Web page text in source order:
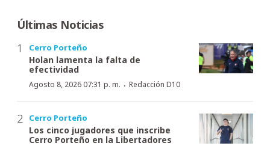
Últimas Noticias
Cerro Porteño
Holan lamenta la falta de
efectividad
Agosto 8, 2026 07:31 p. m. · Redacción D10
Cerro Porteño
Los cinco jugadores que inscribe
Cerro Porteño en la Libertadores